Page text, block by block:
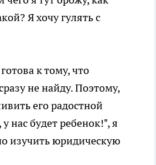
Я хочу гулять с
к тому, что
не найду. Поэтому,
его радостной
нас будет ребенок!", я
изучить юридическую